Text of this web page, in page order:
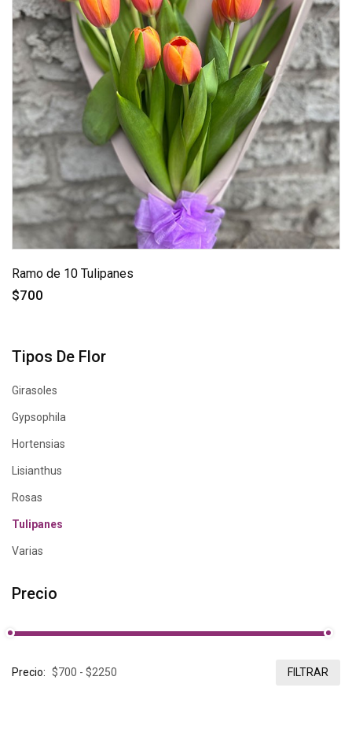
Tipos De Flor
Girasoles
Gypsophila
Hortensias
Lisianthus
Rosas
Tulipanes
Varias
Precio
Precio: FILTRAR
Ramo de 10 Tulipanes
$700